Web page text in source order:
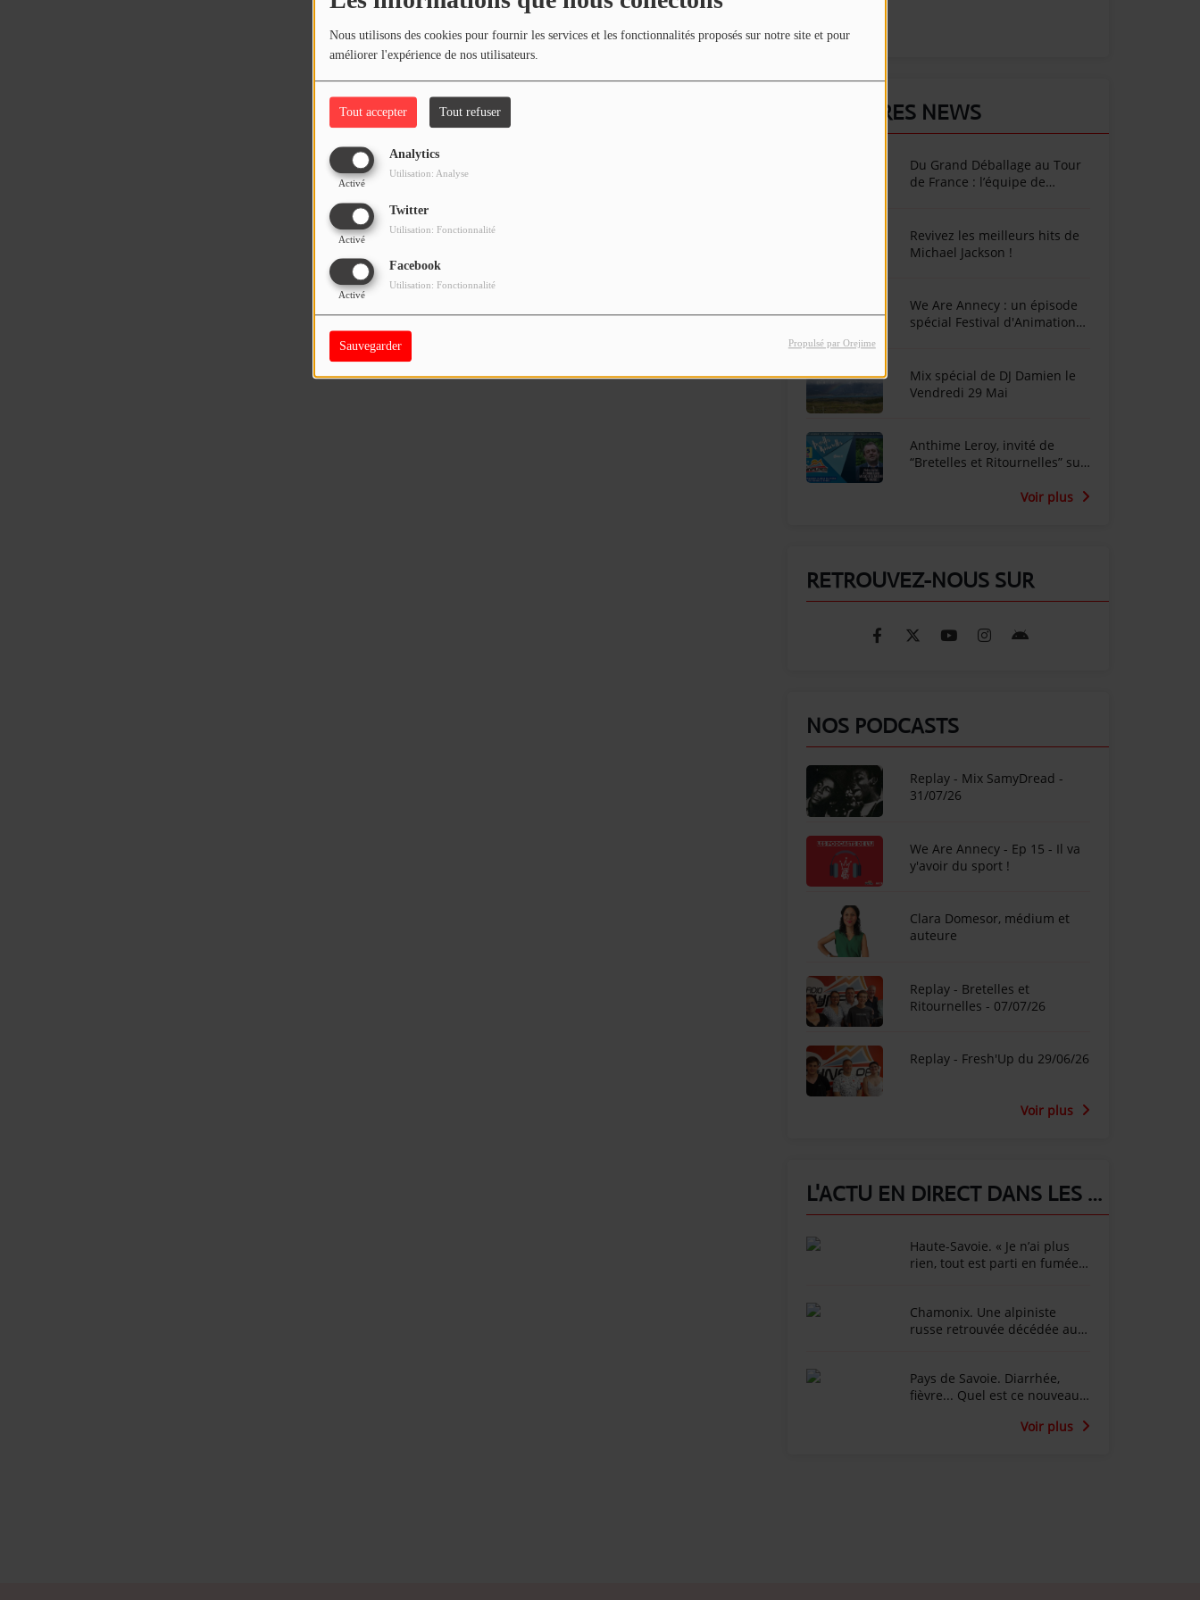
Nous utilisons des cookies pour fournir les services et les fonctionnalités proposés sur notre site et pour
améliorer l'expérience de nos utilisateurs.
Tout accepter Tout refuser
Analytics
Activé
Utilisation: Analyse
Twitter
Activé
Utilisation: Fonctionnalité
Facebook
Activé
Utilisation: Fonctionnalité
Sauvegarder Propulsé par Orejime
DERNIÈRES NEWS
Du Grand Déballage au Tour
de France : l’équipe de
Revivez les meilleurs hits de
Michael Jackson !
We Are Annecy : un épisode
spécial Festival d'Animation
Mix spécial de DJ Damien le
Vendredi 29 Mai
Anthime Leroy, invité de
“Bretelles et Ritournelles” sur
Voir plus
RETROUVEZ-NOUS SUR
NOS PODCASTS
Replay - Mix SamyDread -
31/07/26
We Are Annecy - Ep 15 - Il va
y'avoir du sport !
Clara Domesor, médium et
auteure
Replay - Bretelles et
Ritournelles - 07/07/26
Replay - Fresh'Up du 29/06/26
Voir plus
L'ACTU EN DIRECT DANS LES ALPES !
Haute-Savoie. « Je n’ai plus
rien, tout est parti en fumée »
l'incendie du Chalet de la
Croix au Salève
Chamonix. Une alpiniste
russe retrouvée décédée au
Pays de Savoie. Diarrhée,
fièvre... Quel est ce nouveau
Voir plus